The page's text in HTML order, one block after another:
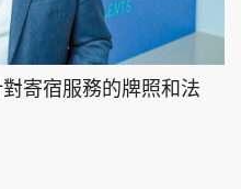
寄宿服務的牌照和法